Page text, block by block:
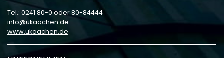
Tel.: 0241 80-0 oder 80-84444
info
ukaachen de
www.ukaachen.de